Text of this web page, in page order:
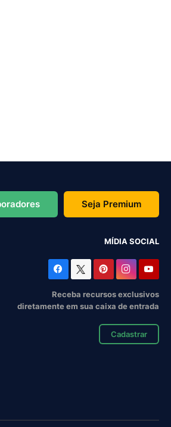
Seja Premium
MÍDIA SOCIAL
Receba recursos exclusivos
diretamente em sua caixa de entrada
Cadastrar